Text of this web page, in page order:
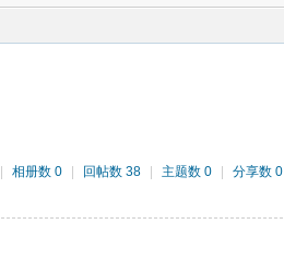
相册数 0 回帖数 38 主题数 0 分享数 0